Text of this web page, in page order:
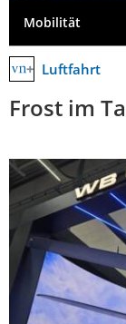
Mobilität
Luftfahrt
Frost im